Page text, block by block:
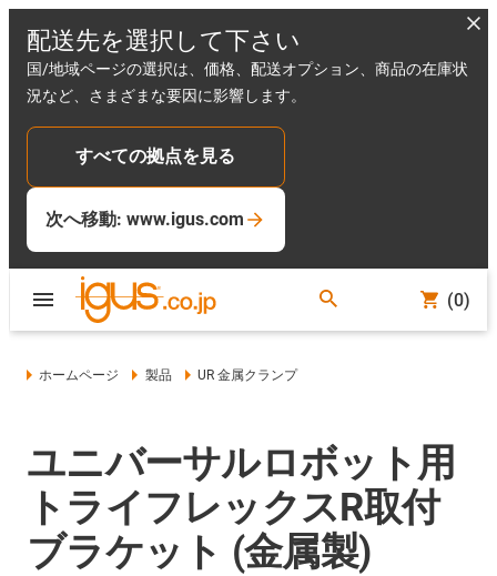
配送先を選択して下さい
国/地域ページの選択は、価格、配送オプション、商品の在庫状
況など、さまざまな要因に影響します。
すべての拠点を見る
次へ移動: www.igus.com
(0)
ホームページ 製品 UR 金属クランプ
ユニバーサルロボット用
トライフレックスR取付
ブラケット (金属製)